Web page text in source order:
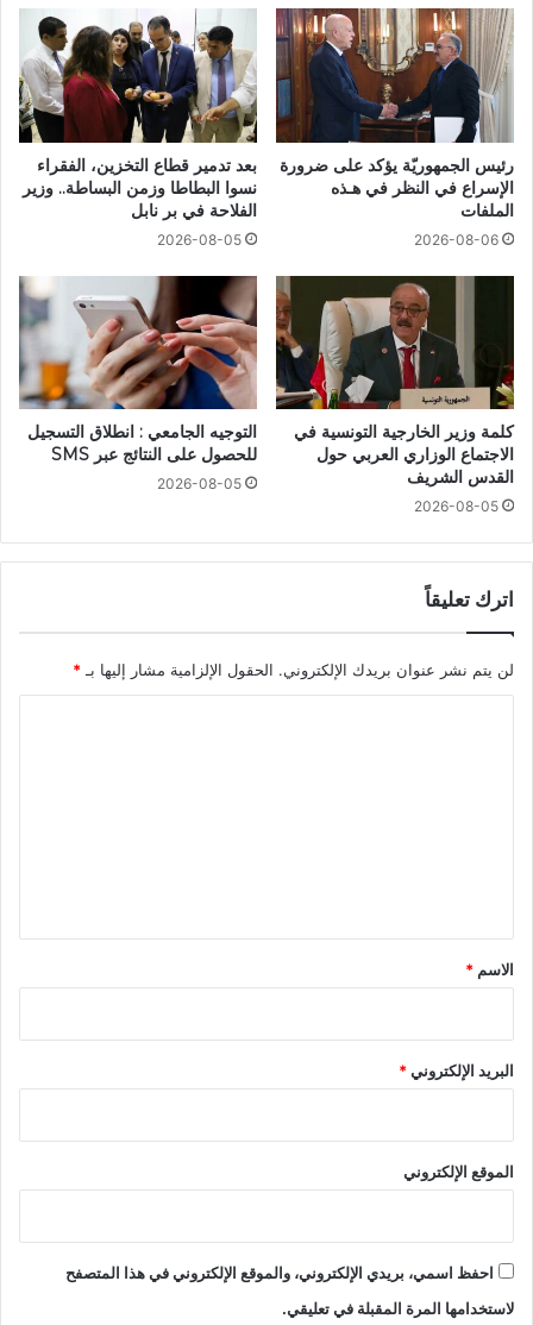
رئيس الجمهوريّة يؤكد على ضرورة
الإسراع في النظر في هـذه
الملفات
2026-08-06
بعد تدمير قطاع التخزين، الفقراء
نسوا البطاطا وزمن البساطة.. وزير
الفلاحة في بر نابل
2026-08-05
كلمة وزير الخارجية التونسية في
الاجتماع الوزاري العربي حول
القدس الشريف
2026-08-05
التوجيه الجامعي : انطلاق التسجيل
للحصول على النتائج عبر SMS
2026-08-05
اترك تعليقاً
لن يتم نشر عنوان بريدك الإلكتروني. الحقول الإلزامية مشار إليها بـ*
*
الاسم *
البريد الإلكتروني*
الموقع الإلكتروني
احفظ اسمي، بريدي الإلكتروني، والموقع الإلكتروني في هذا المتصفح
لاستخدامها المرة المقبلة في تعليقي.